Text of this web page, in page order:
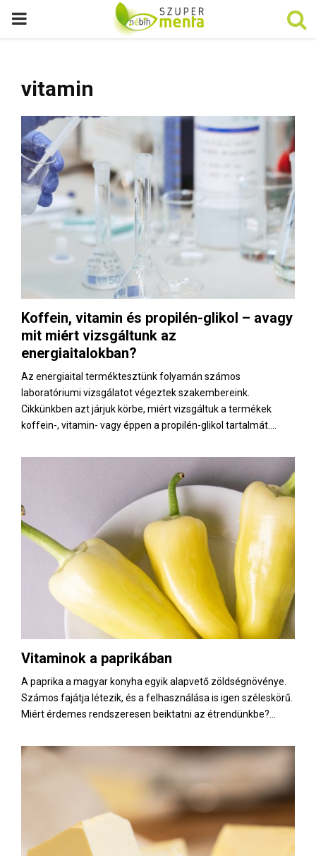
P
M
A
R
N
U
vitamin
Koffein, vitamin és propilén-glikol – avagy
mit miért vizsgáltunk az
energiaitalokban?
Az energiaital terméktesztünk folyamán számos
laboratóriumi vizsgálatot végeztek szakembereink.
Cikkünkben azt járjuk körbe, miért vizsgáltuk a termékek
koffein-, vitamin- vagy éppen a propilén-glikol tartalmát....
Vitaminok a paprikában
A paprika a magyar konyha egyik alapvető zöldségnövénye.
Számos fajátja létezik, és a felhasználása is igen széleskörű.
Miért érdemes rendszeresen beiktatni az étrendünkbe?...